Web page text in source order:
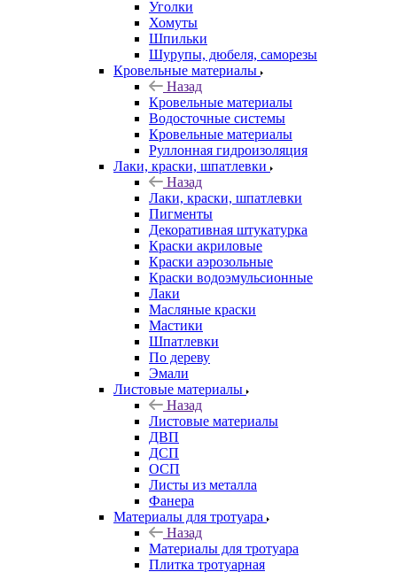
Уголки
Хомуты
Шпильки
Шурупы, дюбеля, саморезы
Кровельные материалы
Назад
Кровельные материалы
Водосточные системы
Кровельные материалы
Руллонная гидроизоляция
Лаки, краски, шпатлевки
Назад
Лаки, краски, шпатлевки
Пигменты
Декоративная штукатурка
Краски акриловые
Краски аэрозольные
Краски водоэмульсионные
Лаки
Масляные краски
Мастики
Шпатлевки
По дереву
Эмали
Листовые материалы
Назад
Листовые материалы
ДВП
ДСП
ОСП
Листы из металла
Фанера
Материалы для тротуара
Назад
Материалы для тротуара
Плитка тротуарная